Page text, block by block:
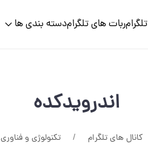
ربات های تلگرامدسته بندی ها
اندرویدکده
کانال های تلگرام تکنولوژی و فناوری